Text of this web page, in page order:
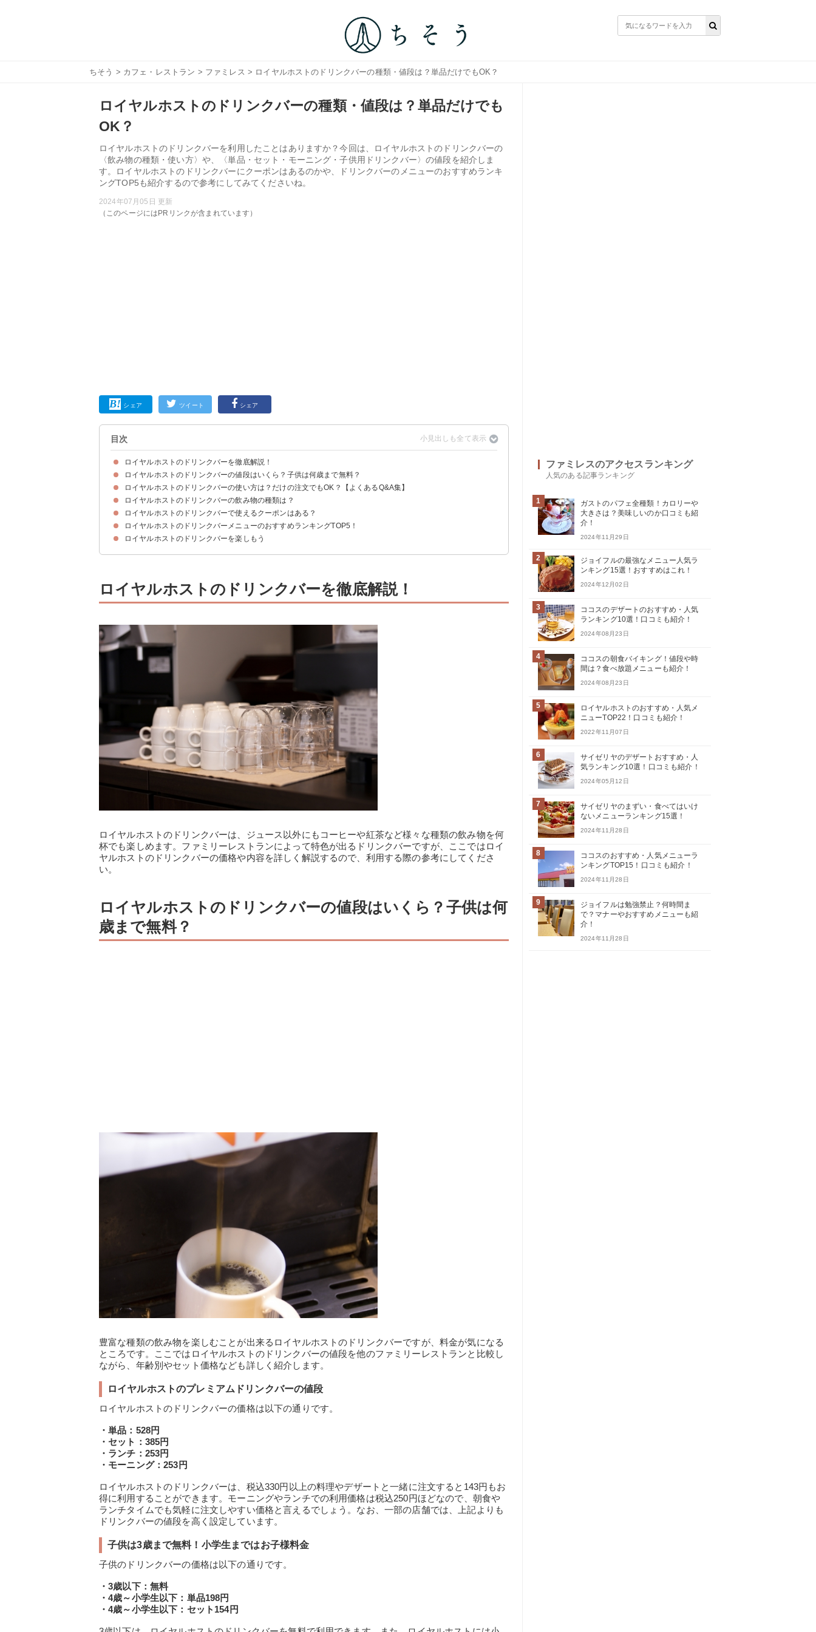
ちそう > カフェ・レストラン > ファミレス > ロイヤルホストのドリンクバーの種類・値段は？単品だけでもOK？
ロイヤルホストのドリンクバーの種類・値段は？単品だけでも
OK？
ロイヤルホストのドリンクバーを利用したことはありますか？今回は、ロイヤルホストのドリンクバーの
〈飲み物の種類・使い方〉や、〈単品・セット・モーニング・子供用ドリンクバー〉の値段を紹介しま
す。ロイヤルホストのドリンクバーにクーポンはあるのかや、ドリンクバーのメニューのおすすめランキ
ングTOP5も紹介するので参考にしてみてくださいね。
2024年07月05日 更新
（このページにはPRリンクが含まれています）
シェア ツイート シェア
目次
ロイヤルホストのドリンクバーを徹底解説！
ロイヤルホストのドリンクバーの値段はいくら？子供は何歳まで無料？
ロイヤルホストのプレミアムドリンクバーの値段
子供は3歳まで無料！小学生まではお子様料金
ロイヤルホストのドリンクバーの値段を他のファミレスと比較
ロイヤルホストのドリンクバーの使い方は？だけの注文でもOK？【よくあるQ&A集】
ロイヤルホストのドリンクバーの基本的な使い方
Q1.ロイヤルホストはドリンクバーのみの単品利用でもいい？
Q2.ロイヤルホストのドリンクバーは一部店舗には無い？廃止って本当？
ロイヤルホストのドリンクバーの飲み物の種類は？
ロイヤルホストのドリンクバーの種類【ソフトドリンク編】
ロイヤルホストのドリンクバーの種類【お茶・紅茶編】
ロイヤルホストのドリンクバーの種類【コーヒー編】
ロイヤルホストのドリンクバーの種類【ココア・各種オレ編】
ロイヤルホストのドリンクバーのその他の備品
ロイヤルホストのドリンクバーのコップの種類
ロイヤルホストのドリンクバーで使えるクーポンはある？
ロイヤルホストのドリンクバーメニューのおすすめランキングTOP5！
5位：ミント＆レモン水
4位：おから紅茶
3位：ドリップコーヒー
2位：トロピカルアイスティー
1位：バンホーテンココア
ロイヤルホストのドリンクバーを楽しもう
ロイヤルホストのドリンクバーを徹底解説！
ロイヤルホストのドリンクバーは、ジュース以外にもコーヒーや紅茶など様々な種類の飲み物を何
杯でも楽しめます。ファミリーレストランによって特色が出るドリンクバーですが、ここではロイ
ヤルホストのドリンクバーの価格や内容を詳しく解説するので、利用する際の参考にしてくださ
い。
ロイヤルホストのドリンクバーの値段はいくら？子供は何
歳まで無料？
豊富な種類の飲み物を楽しむことが出来るロイヤルホストのドリンクバーですが、料金が気になる
ところです。ここではロイヤルホストのドリンクバーの値段を他のファミリーレストランと比較し
ながら、年齢別やセット価格なども詳しく紹介します。
ロイヤルホストのプレミアムドリンクバーの値段
ロイヤルホストのドリンクバーの価格は以下の通りです。
・単品：528円
・セット：385円
・ランチ：253円
・モーニング：253円
ロイヤルホストのドリンクバーは、税込330円以上の料理やデザートと一緒に注文すると143円もお
得に利用することができます。モーニングやランチでの利用価格は税込250円ほどなので、朝食や
ランチタイムでも気軽に注文しやすい価格と言えるでしょう。なお、一部の店舗では、上記よりも
ドリンクバーの値段を高く設定しています。
子供は3歳まで無料！小学生まではお子様料金
子供のドリンクバーの価格は以下の通りです。
・3歳以下：無料
・4歳～小学生以下：単品198円
・4歳～小学生以下：セット154円
ファミレスのアクセスランキング
人気のある記事ランキング
1
ガストのパフェ全種類！カロリーや
大きさは？美味しいのか口コミも紹
介！
2024年11月29日
2
ジョイフルの最強なメニュー人気ラ
ンキング15選！おすすめはこれ！
2024年12月02日
3
ココスのデザートのおすすめ・人気
ランキング10選！口コミも紹介！
2024年08月23日
4
ココスの朝食バイキング！値段や時
間は？食べ放題メニューも紹介！
2024年08月23日
5
ロイヤルホストのおすすめ・人気メ
ニューTOP22！口コミも紹介！
2022年11月07日
6
サイゼリヤのデザートおすすめ・人
気ランキング10選！口コミも紹介！
2024年05月12日
7
サイゼリヤのまずい・食べてはいけ
ないメニューランキング15選！
2024年11月28日
8
ココスのおすすめ・人気メニューラ
ンキングTOP15！口コミも紹介！
2024年11月28日
9
ジョイフルは勉強禁止？何時間ま
で？マナーやおすすめメニューも紹
介！
2024年11月28日